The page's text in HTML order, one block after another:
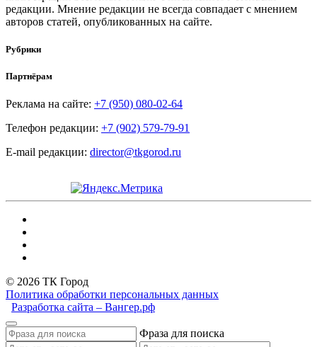
редакции. Мнение редакции не всегда совпадает с мнением
авторов статей, опубликованных на сайте.
Рубрики
Партнёрам
Реклама на сайте: +7 (950) 080-02-64
Телефон редакции: +7 (902) 579-79-91
E-mail редакции: director@tkgorod.ru
© 2026 ТК Город
Политика обработки персональных данных
Разработка сайта – Вангер.рф
Фраза для поиска